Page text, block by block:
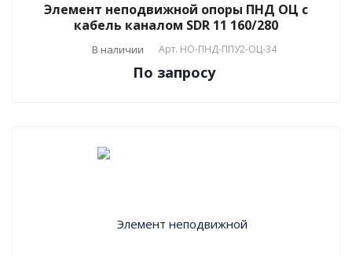
Элемент неподвижной опоры ПНД ОЦ с
кабель каналом SDR 11 160/280
В наличии Арт. НО-ПНД-ППУ2-ОЦ-34
По запросу